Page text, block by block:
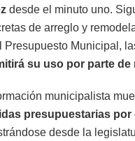
desde el minuto uno.
de arreglo y
Presupuesto Municipal,
su uso por parte
municipalista
presupuestarias
desde la